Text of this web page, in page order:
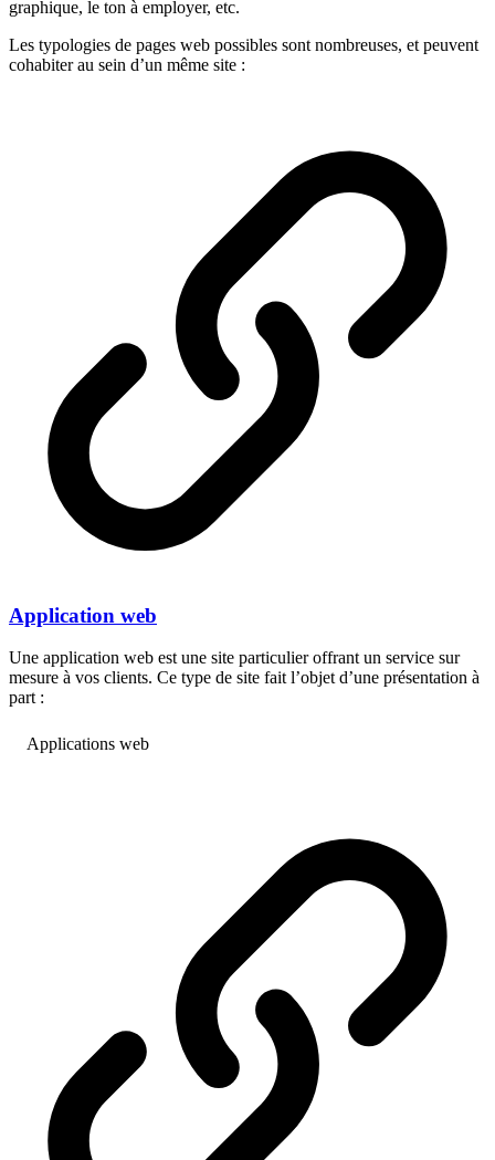
graphique, le ton à employer, etc.
Les typologies de pages web possibles sont nombreuses, et peuvent
cohabiter au sein d’un même site :
Application web
Une application web est une site particulier offrant un service sur
mesure à vos clients. Ce type de site fait l’objet d’une présentation à
part :
Applications web